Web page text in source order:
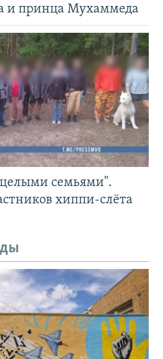
и принца Мухаммеда
семьями".
хиппи-слёта